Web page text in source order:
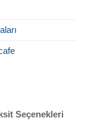
Seçenekleri